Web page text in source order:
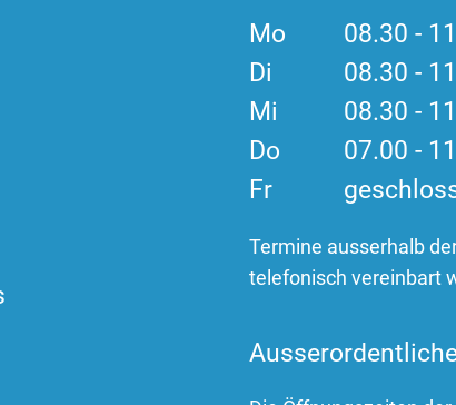
Mo
08.30 -
Di
08.30 -
Mi
08.30 -
Do
07.00 -
Fr
Termine ausserhalb
telefonisch vereinbart